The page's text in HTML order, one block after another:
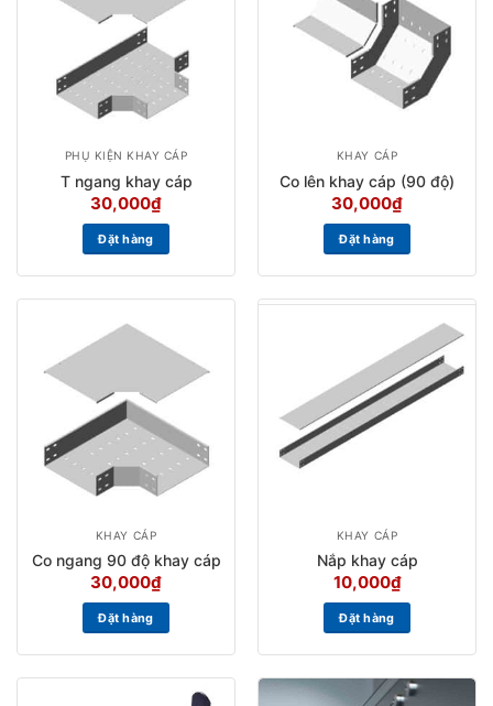
PHỤ KIỆN KHAY CÁP
T ngang khay cáp
30,000₫
Đặt hàng
KHAY CÁP
Co lên khay cáp (90 độ)
30,000₫
Đặt hàng
KHAY CÁP
Co ngang 90 độ khay cáp
30,000₫
Đặt hàng
KHAY CÁP
Nắp khay cáp
10,000₫
Đặt hàng